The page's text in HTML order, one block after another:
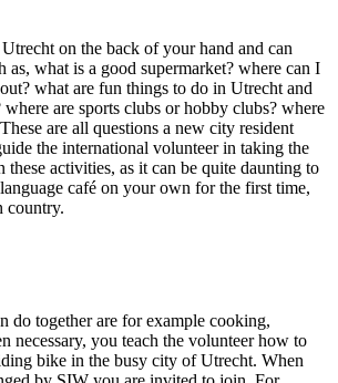
on the back of your hand and can
as, what is a good supermarket? where can I
what are fun things to do in Utrecht and
where are sports clubs or hobby clubs? where
are all questions a new city resident
the international volunteer in taking the
these activities, as it can be quite daunting to
café on your own for the first time,
country.
do together are for example cooking,
necessary, you teach the volunteer how to
bike in the busy city of Utrecht. When